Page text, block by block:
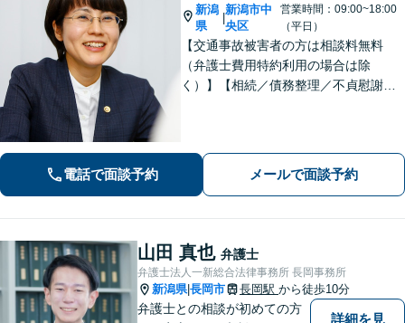
新潟
県
|
新潟市中
央区
営業時間：09:00~18:00
（平日）
【交通事故被害者の方は相談料無料
（弁護士費用特約利用の場合は除
く）】【相続／債務整理／不貞慰謝料
き、気持ちに寄り添いながら法的サポ
ートをいたします。
電話で面談予約 メールで面談予約
山田 真也 弁護士
弁護士法人一新総合法律事務所 長岡事務所
新潟県|長岡市 長岡駅 から徒歩10分
弁護士との相談が初めての方
詳細を見